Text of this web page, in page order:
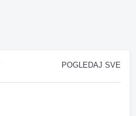
POGLEDAJ SVE